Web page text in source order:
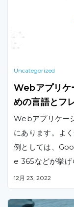
Uncategorized
Webアプリケ
めの言語とフ
Webアプリケー
にあります。よ
例としては、
e 365などが挙
anが）プロジェ
たします。
12月 23, 2022